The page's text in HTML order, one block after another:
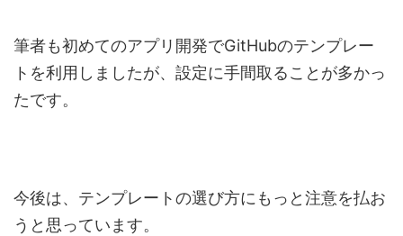
筆者も初めてのアプリ開発でGitHubのテンプレー
トを利用しましたが、設定に手間取ることが多かっ
たです。
今後は、テンプレートの選び方にもっと注意を払お
うと思っています。